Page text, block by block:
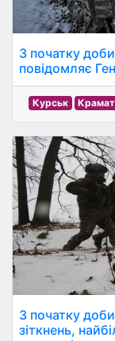
З початку
повідомляє
Курськ
З початку
зіткнень,